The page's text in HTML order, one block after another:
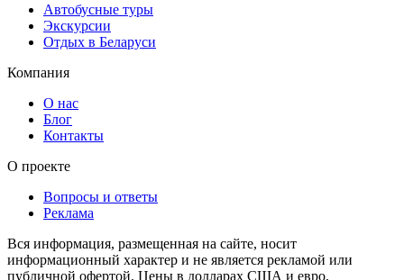
Автобусные туры
Экскурсии
Отдых в Беларуси
Компания
О нас
Блог
Контакты
О проекте
Вопросы и ответы
Реклама
Вся информация, размещенная на сайте, носит
информационный характер и не является рекламой или
публичной офертой. Цены в долларах США и евро,